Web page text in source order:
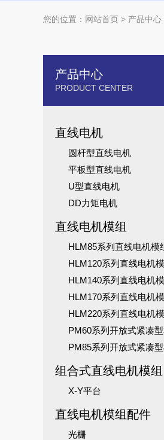
您的位置： 网站首页 > 产品中心
产品中心
PRODUCT CENTER
直线电机
圆杆型直线电机
平板型直线电机
U型直线电机
DD力矩电机
直线电机模组
HLM85系列直线电机模
HLM120系列直线电机
HLM140系列直线电机
HLM170系列直线电机
HLM220系列直线电机
PM60系列开放式紧凑
PM85系列开放式紧凑
组合式直线电机模组
X-Y平台
直线电机模组配件
光栅